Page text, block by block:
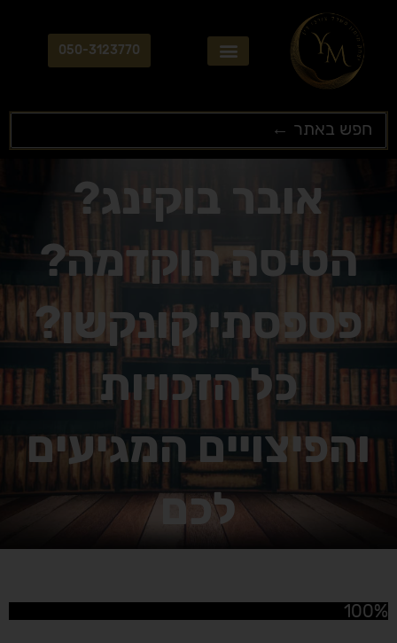
050-3123770
אובר בוקינג?
הטיסה הוקדמה?
פספסתי קונקשן?
כל הזכויות
והפיצויים המגיעים
לכם
100%